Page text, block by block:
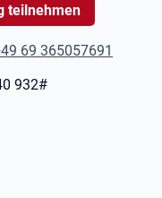
teilnehmen
69 365057691
932#